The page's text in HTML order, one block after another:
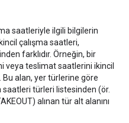
saatleriyle ilgili bilgilerin
çalışma saatleri,
farklıdır. Örneğin, bir
veya teslimat saatlerini ikincil
alan, yer türlerine göre
saatleri türleri listesinden (ör.
alınan tür alt alanını